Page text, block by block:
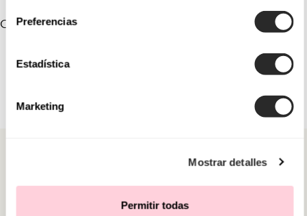
Preferencias
Estadística
Marketing
Mostrar detalles
Permitir todas
COLEÇÕES VINCULADAS